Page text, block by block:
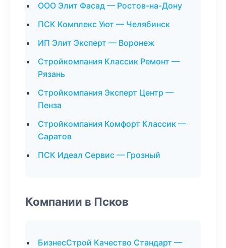
ООО Элит Фасад — Ростов-на-Дону
ПСК Комплекс Уют — Челябинск
ИП Элит Эксперт — Воронеж
Стройкомпания Классик Ремонт —
Рязань
Стройкомпания Эксперт Центр —
Пенза
Стройкомпания Комфорт Классик —
Саратов
ПСК Идеал Сервис — Грозный
Компании в Псков
БизнесСтрой Качество Стандарт —